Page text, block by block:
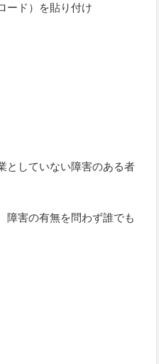
ード）を貼り付け
としていない障害のある者
障害の有無を問わず誰でも